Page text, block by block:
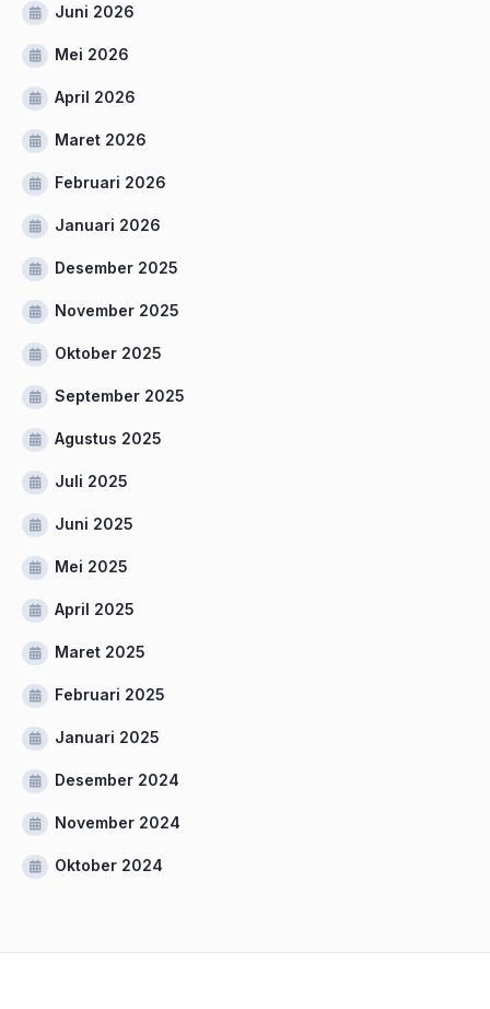
Juni 2026
Mei 2026
April 2026
Maret 2026
Februari 2026
Januari 2026
Desember 2025
November 2025
Oktober 2025
September 2025
Agustus 2025
Juli 2025
Juni 2025
Mei 2025
April 2025
Maret 2025
Februari 2025
Januari 2025
Desember 2024
November 2024
Oktober 2024